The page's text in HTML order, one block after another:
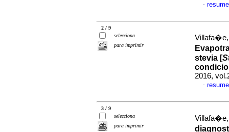
·
2 / 9
selecciona
para imprimir
Villafa�e,
stevia [
2016,
·
3 / 9
selecciona
para imprimir